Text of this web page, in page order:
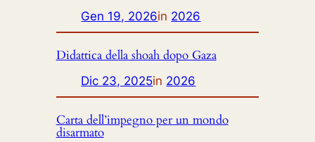
Gen 19, 2026in 2026
Didattica della shoah dopo Gaza
Dic 23, 2025in 2026
Carta dell’impegno per un mondo
disarmato